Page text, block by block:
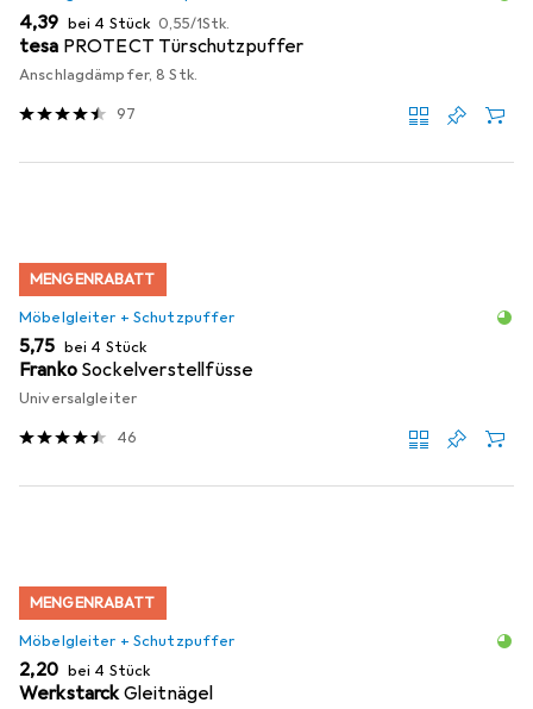
EUR
4,39 bei 4 Stück EUR
0,55/1Stk.
tesa PROTECT Türschutzpuffer
Anschlagdämpfer, 8 Stk.
97
MENGENRABATT
Möbelgleiter + Schutzpuffer
EUR
5,75 bei 4 Stück
Franko Sockelverstellfüsse
Universalgleiter
46
MENGENRABATT
Möbelgleiter + Schutzpuffer
EUR
2,20 bei 4 Stück
WerkstarckGleitnägel